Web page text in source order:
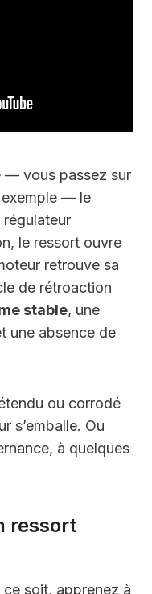
— vous passez sur
exemple — le
le ressort ouvre
retrouve sa
de rétroaction
stable, une
une absence de
ou corrodé
s’emballe. Ou
à quelques
ressort
soit, apprenez à